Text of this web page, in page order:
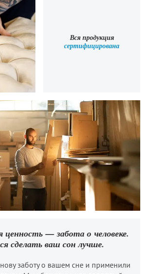
ценность — забота о человеке.
сделать ваш сон лучше.
заботу о вашем сне и применили
Вся продукция
сертифицирована